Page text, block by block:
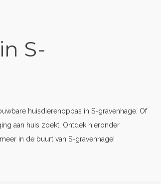
S-
huisdierenoppas in S-gravenhage. Of
aan huis zoekt. Ontdek hieronder
in de buurt van S-gravenhage!